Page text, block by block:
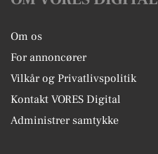
Om os
For annoncører
Vilkår og Privatlivspolitik
Kontakt VORES Digital
Administrer samtykke